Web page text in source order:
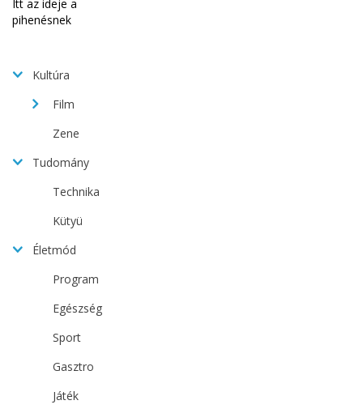
Kultúra
Film
Zene
Tudomány
Technika
Kütyü
Életmód
Program
Egészség
Sport
Gasztro
Játék